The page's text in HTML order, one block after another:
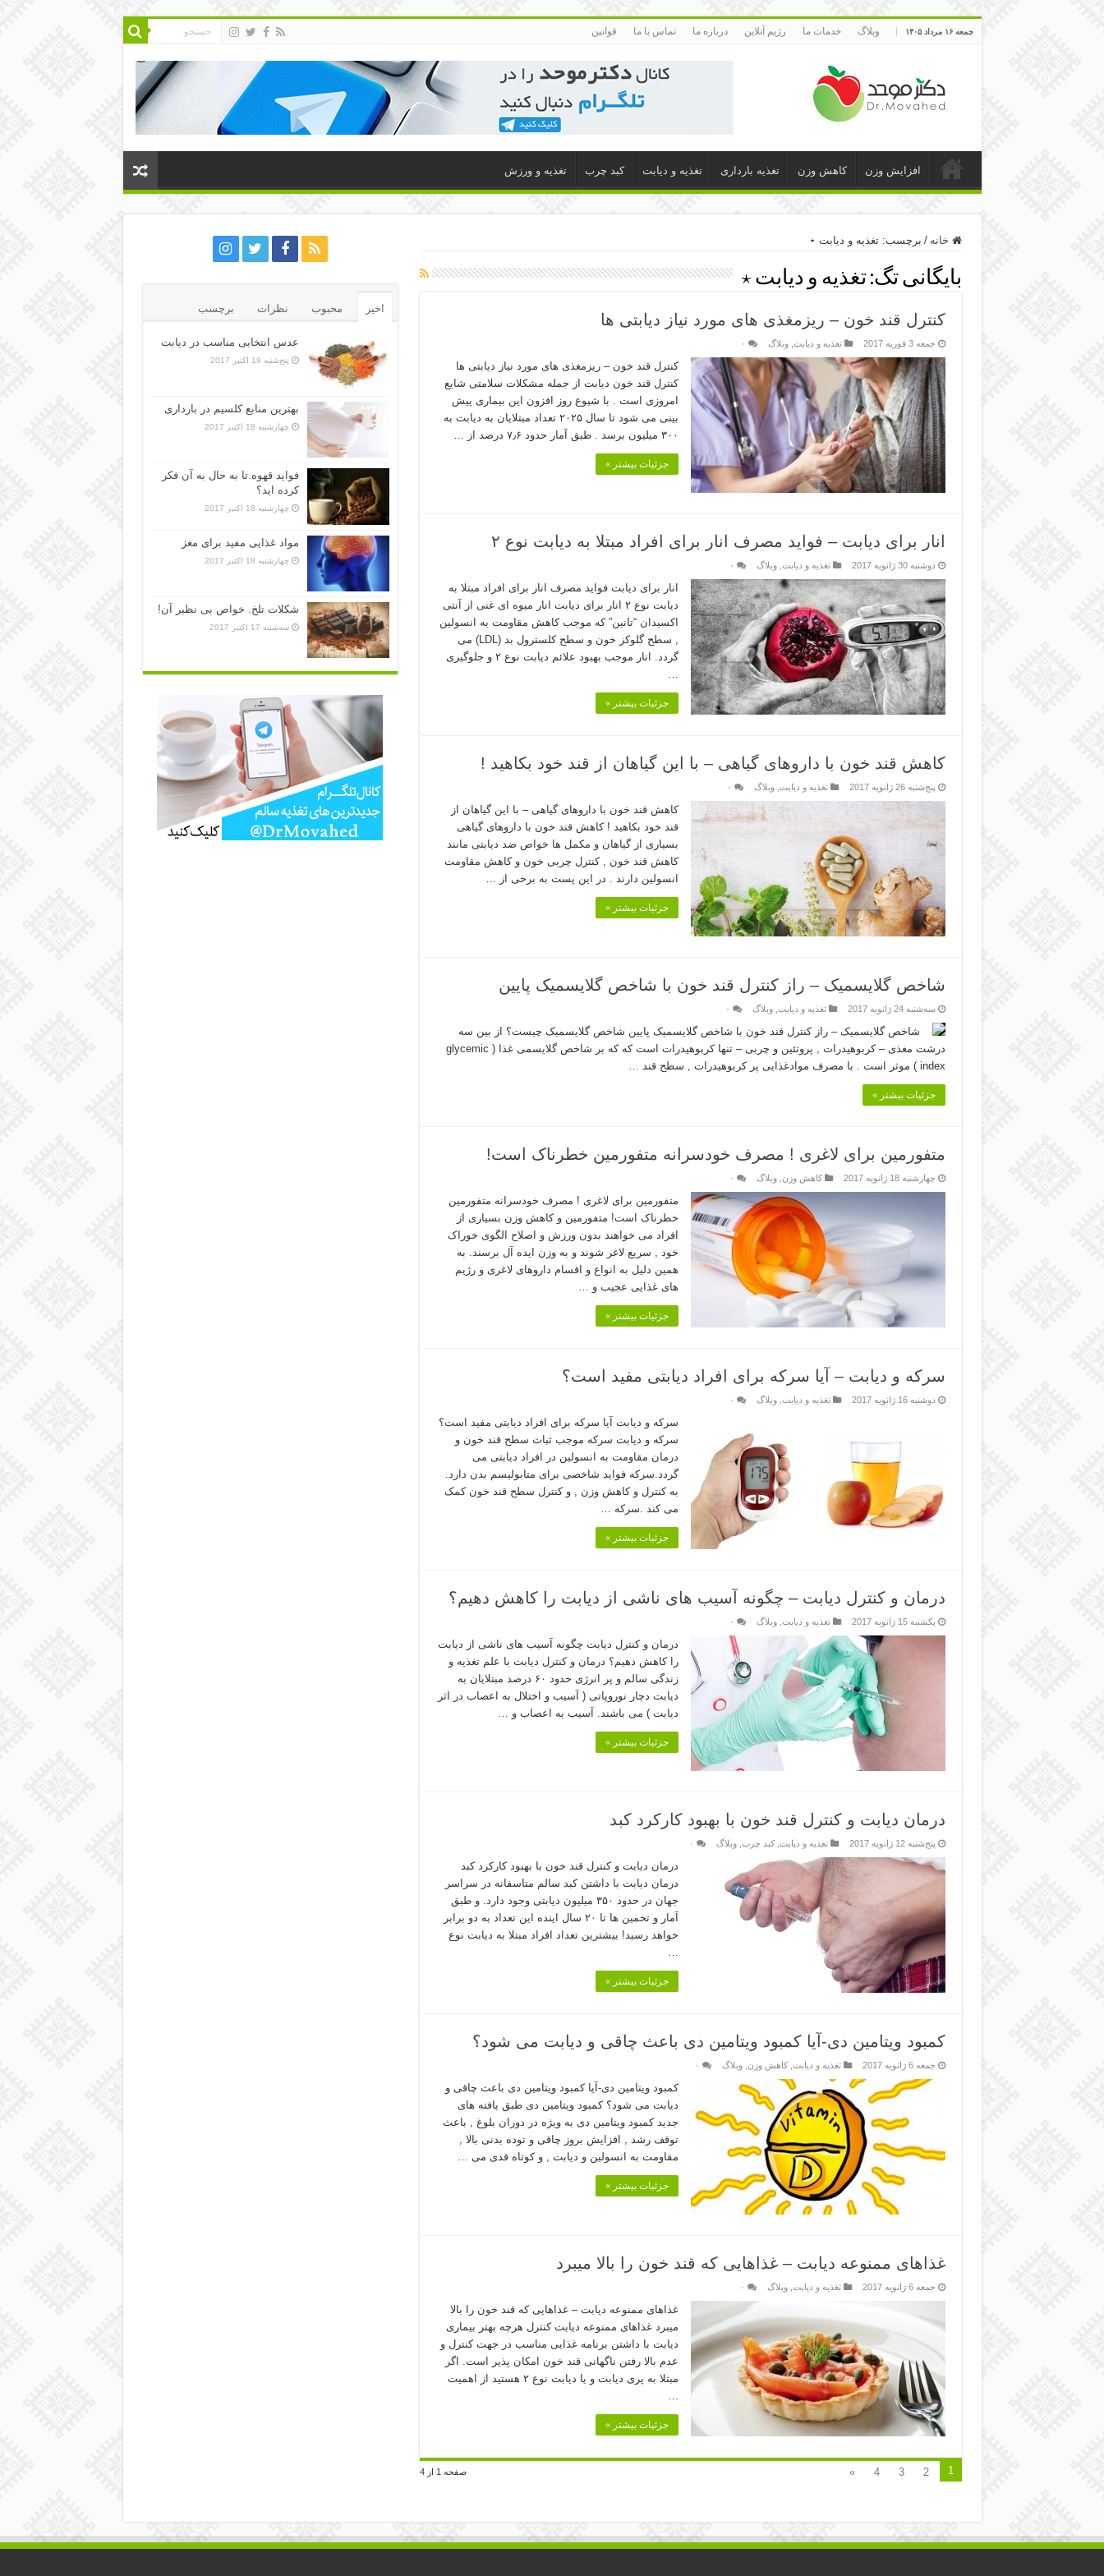
جمعه ۱۶ مرداد ۱۴۰۵ وبلاگ خدمات ما رژیم آنلاین درباره ما تماس با ما قوانین
افزایش وزن کاهش وزن تغذیه بارداری تغذیه و دیابت کبد چرب تغذیه و ورزش
خانه / برچسب:تغذیه و دیابت ⋆
بایگانی تگ:تغذیه و دیابت ⋆
کنترل قند خون – ریزمغذی های مورد نیاز دیابتی ها
جمعه 3 فوریه 2017 تغذیه و دیابت ,وبلاگ ۰
کنترل قند خون – ریزمغذی های مورد نیاز دیابتی ها
کنترل قند خون دیابت از جمله مشکلات سلامتی شایع
امروزی است . با شیوع روز افزون این بیماری پیش
بینی می شود تا سال ۲۰۲۵ تعداد مبتلایان به دیابت به
۳۰۰ میلیون برسد . طبق آمار حدود ۷٫۶ درصد از …
جزئیات بیشتر »
انار برای دیابت – فواید مصرف انار برای افراد مبتلا به دیابت نوع ۲
دوشنبه 30 ژانویه 2017 تغذیه و دیابت ,وبلاگ ۰
انار برای دیابت فواید مصرف انار برای افراد مبتلا به
دیابت نوع ۲ انار برای دیابت انار میوه ای غنی از آنتی
اکسیدان “تانین” که موجب کاهش مقاومت به انسولین
, سطح گلوکز خون و سطح کلسترول بد (LDL) می
گردد. انار موجب بهبود علائم دیابت نوع ۲ و جلوگیری
…
جزئیات بیشتر »
کاهش قند خون با داروهای گیاهی – با این گیاهان از قند خود بکاهید !
پنج‌شنبه 26 ژانویه 2017 تغذیه و دیابت ,وبلاگ ۰
کاهش قند خون با داروهای گیاهی – با این گیاهان از
قند خود بکاهید ! کاهش قند خون با داروهای گیاهی
بسیاری از گیاهان و مکمل ها خواص ضد دیابتی مانند
کاهش قند خون , کنترل چربی خون و کاهش مقاومت
انسولین دارند . در این پست به برخی از …
جزئیات بیشتر »
شاخص گلایسمیک – راز کنترل قند خون با شاخص گلایسمیک پایین
سه‌شنبه 24 ژانویه 2017 تغذیه و دیابت ,وبلاگ ۰
شاخص گلایسمیک – راز کنترل قند خون با شاخص گلایسمیک پایین شاخص گلایسمیک چیست؟ از بین سه
درشت مغذی – کربوهیدرات , پروتئین و چربی – تنها کربوهیدرات است که که بر شاخص گلایسمی غذا ( glycemic
index ) موثر است . با مصرف موادغذایی پر کربوهیدرات , سطح قند …
جزئیات بیشتر »
متفورمین برای لاغری ! مصرف خودسرانه متفورمین خطرناک است!
چهارشنبه 18 ژانویه 2017 کاهش وزن ,وبلاگ ۰
متفورمین برای لاغری ! مصرف خودسرانه متفورمین
خطرناک است! متفورمین و کاهش وزن بسیاری از
افراد می خواهند بدون ورزش و اصلاح الگوی خوراک
خود , سریع لاغر شوند و به وزن ایده آل برسند. به
همین دلیل به انواع و اقسام داروهای لاغری و رژیم
های غذایی عجیب و …
جزئیات بیشتر »
سرکه و دیابت – آیا سرکه برای افراد دیابتی مفید است؟
دوشنبه 16 ژانویه 2017 تغذیه و دیابت ,وبلاگ ۰
سرکه و دیابت آیا سرکه برای افراد دیابتی مفید است؟
سرکه و دیابت سرکه موجب ثبات سطح قند خون و
درمان مقاومت به انسولین در افراد دیابتی می
گردد.سرکه فواید شاخصی برای متابولیسم بدن دارد.
به کنترل و کاهش وزن , و کنترل سطح قند خون کمک
می کند .سرکه …
جزئیات بیشتر »
درمان و کنترل دیابت – چگونه آسیب های ناشی از دیابت را کاهش دهیم؟
یکشنبه 15 ژانویه 2017 تغذیه و دیابت ,وبلاگ ۰
درمان و کنترل دیابت چگونه آسیب های ناشی از دیابت
را کاهش دهیم؟ درمان و کنترل دیابت با علم تغذیه و
زندگی سالم و پر انرژی حدود ۶۰ درصد مبتلایان به
دیابت دچار نوروپاتی ( آسیب و اختلال به اعصاب در اثر
دیابت ) می باشند. آسیب به اعصاب و …
جزئیات بیشتر »
درمان دیابت و کنترل قند خون با بهبود کارکرد کبد
پنج‌شنبه 12 ژانویه 2017 تغذیه و دیابت ,کبد چرب ,وبلاگ ۰
درمان دیابت و کنترل قند خون با بهبود کارکرد کبد
درمان دیابت با داشتن کبد سالم متاسفانه در سراسر
جهان در حدود ۳۵۰ میلیون دیابتی وجود دارد. و طبق
آمار و تخمین ها تا ۲۰ سال اینده این تعداد به دو برابر
خواهد رسید! بیشترین تعداد افراد مبتلا به دیابت نوع
…
جزئیات بیشتر »
کمبود ویتامین دی-آیا کمبود ویتامین دی باعث چاقی و دیابت می شود؟
جمعه 6 ژانویه 2017 تغذیه و دیابت ,کاهش وزن ,وبلاگ ۰
کمبود ویتامین دی-آیا کمبود ویتامین دی باعث چاقی و
دیابت می شود؟ کمبود ویتامین دی طبق یافته های
جدید کمبود ویتامین دی به ویژه در دوران بلوغ , باعث
توقف رشد , افزایش بروز چاقی و توده بدنی بالا ,
مقاومت به انسولین و دیابت , و کوتاه قدی می …
جزئیات بیشتر »
غذاهای ممنوعه دیابت – غذاهایی که قند خون را بالا میبرد
جمعه 6 ژانویه 2017 تغذیه و دیابت ,وبلاگ ۰
غذاهای ممنوعه دیابت – غذاهایی که قند خون را بالا
میبرد غذاهای ممنوعه دیابت کنترل هرچه بهتر بیماری
دیابت با داشتن برنامه غذایی مناسب در جهت کنترل و
عدم بالا رفتن ناگهانی قند خون امکان پذیر است. اگر
مبتلا به پری دیابت و یا دیابت نوع ۲ هستید از اهمیت
…
جزئیات بیشتر »
صفحه 1 از 4 1
2
3
4
»
اخیر محبوب نظرات برچسب
عدس انتخابی مناسب در دیابت
پنج‌شنبه 19 اکتبر 2017
بهترین منابع کلسیم در بارداری
چهارشنبه 18 اکتبر 2017
فواید قهوه.تا به حال به آن فکر
کرده اید؟
چهارشنبه 18 اکتبر 2017
مواد غذایی مفید برای مغز
چهارشنبه 18 اکتبر 2017
شکلات تلخ. خواص بی نظیر آن!
سه‌شنبه 17 اکتبر 2017